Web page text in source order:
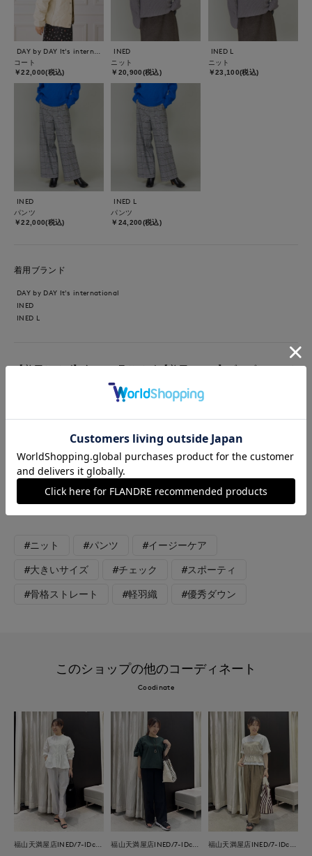
コート
￥22,000(税込)
INED
ニット
￥20,900(税込)
INED L
ニット
￥23,100(税込)
INED
パンツ
￥22,000(税込)
INED L
パンツ
￥24,200(税込)
着用ブランド
DAY by DAY It's international
INED
INED L
【着用サイズ】全て：9号サイズ 【着用カラー】ブルゾン：アイ
ボリー ニット：チャコールグレー パンツ：柄大 『子供と公
園コーデ』 寒い季節にパッと明るめのアウターがコーデの引き
立て役に。ショート丈で本当に軽くて、パッと羽織れるダウンは
ママたちの強い味方。タイオンのダウンはデイリーに使えるアイ
テムなので色違いで欲しい方も多いのでは！？ワイドパンツも起
毛感のある素材で暖かみがあり、寒い公園にもバッチリ。インナ
ーにラクーンニットを着れば厚着せずにオッケーです。ニットは
#ニット #パンツ #イージーケア
#大きいサイズ #チェック #スポーティ
#骨格ストレート #軽羽織 #優秀ダウン
このショップの他のコーディネート
Coodinate